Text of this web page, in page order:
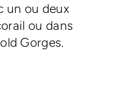
un ou deux
ou dans
Gorges.